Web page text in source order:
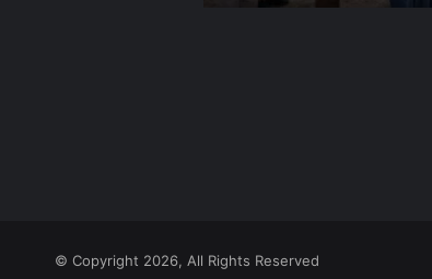
© Copyright 2026, All Rights Reserved